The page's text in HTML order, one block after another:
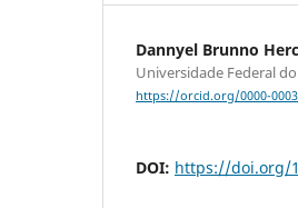
Dannyel Brunno
Universidade Federal
https://orcid.org/0000-
DOI: https://doi.org/